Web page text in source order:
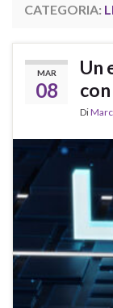
CATEGORIA:
MAR
08
Un
Di